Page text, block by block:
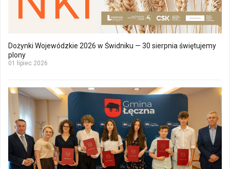
Dożynki Wojewódzkie 2026 w Świdniku — 30 sierpnia świętujemy
plony
01 lipiec 2026